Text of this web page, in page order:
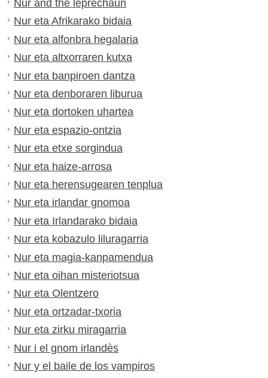
Nur and the leprechaun
Nur eta Afrikarako bidaia
Nur eta alfonbra hegalaria
Nur eta altxorraren kutxa
Nur eta banpiroen dantza
Nur eta denboraren liburua
Nur eta dortoken uhartea
Nur eta espazio-ontzia
Nur eta etxe sorgindua
Nur eta haize-arrosa
Nur eta herensugearen tenplua
Nur eta irlandar gnomoa
Nur eta Irlandarako bidaia
Nur eta kobazulo liluragarria
Nur eta magia-kanpamendua
Nur eta oihan misteriotsua
Nur eta Olentzero
Nur eta ortzadar-txoria
Nur eta zirku miragarria
Nur i el gnom irlandès
Nur y el baile de los vampiros